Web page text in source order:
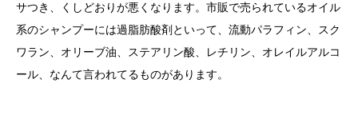
サつき、くしどおりが悪くなります。市販で売られているオイル
系のシャンプーには過脂肪酸剤といって、流動パラフィン、スク
ワラン、オリーブ油、ステアリン酸、レチリン、オレイルアルコ
ール、なんて言われてるものがあります。